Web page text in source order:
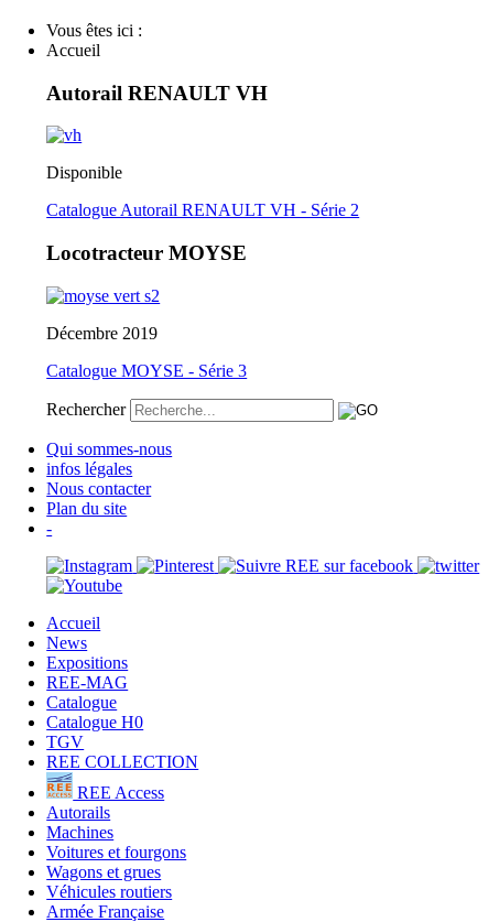
Vous êtes ici :
Accueil
Autorail RENAULT VH
Disponible
Catalogue Autorail RENAULT VH - Série 2
Locotracteur MOYSE
Décembre 2019
Catalogue MOYSE - Série 3
Rechercher
Qui sommes-nous
infos légales
Nous contacter
Plan du site
-
Accueil
News
Expositions
REE-MAG
Catalogue
Catalogue H0
TGV
REE COLLECTION
REE Access
Autorails
Machines
Voitures et fourgons
Wagons et grues
Véhicules routiers
Armée Française